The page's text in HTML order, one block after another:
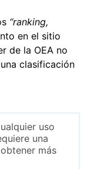
“ranking,
en el sitio
de la OEA no
clasificación
uso
una
más